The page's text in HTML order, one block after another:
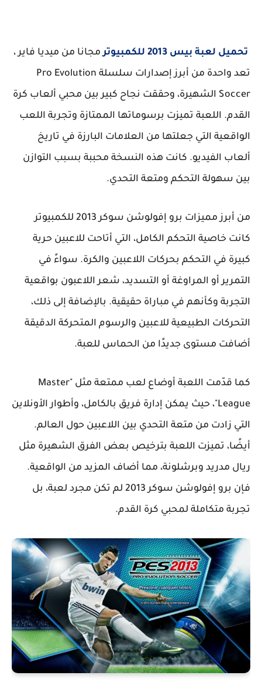
تحميل لعبة بيس 2013 للكمبيوتر
مجانا من ميديا فاير ،
تعد واحدة من أبرز إصدارات سلسلة Pro Evolution
Soccer الشهيرة، وحققت نجاح كبير بين محبي ألعاب كرة
القدم. اللعبة تميزت برسوماتها الممتازة وتجربة اللعب
الواقعية التي جعلتها من العلامات البارزة في تاريخ
ألعاب الفيديو. كانت هذه النسخة محببة بسبب التوازن
بين سهولة التحكم ومتعة التحدي.
من أبرز مميزات برو إفولوشن سوكر 2013 للكمبيوتر
كانت خاصية التحكم الكامل، التي أتاحت للاعبين حرية
كبيرة في التحكم بحركات اللاعبين والكرة. سواءً في
التمرير أو المراوغة أو التسديد، شعر اللاعبون بواقعية
التجربة وكأنهم في مباراة حقيقية. بالإضافة إلى ذلك،
التحركات الطبيعية للاعبين والرسوم المتحركة الدقيقة
أضافت مستوى جديدًا من الحماس للعبة.
كما قدّمت اللعبة أوضاع لعب ممتعة مثل "Master
League"، حيث يمكن إدارة فريق بالكامل، وأطوار الأونلاين
التي زادت من متعة التحدي بين اللاعبين حول العالم.
أيضًا، تميزت اللعبة بترخيص بعض الفرق الشهيرة مثل
ريال مدريد وبرشلونة، مما أضاف المزيد من الواقعية.
فإن برو إفولوشن سوكر 2013 لم تكن مجرد لعبة، بل
تجربة متكاملة لمحبي كرة القدم.